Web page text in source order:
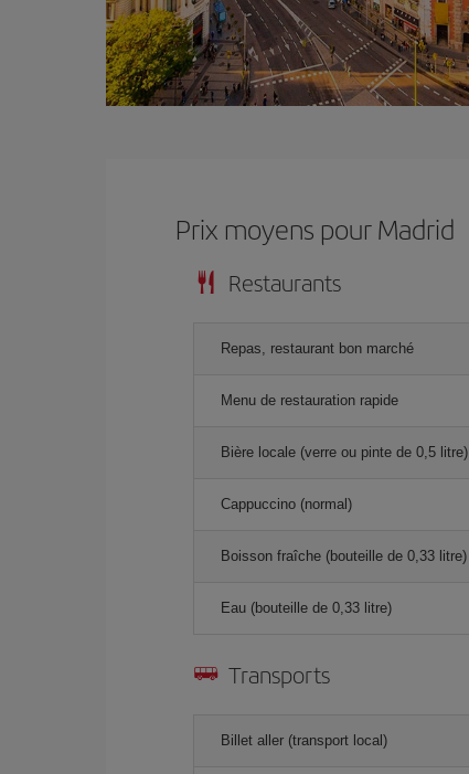
Prix ​​moyens pour Madrid
Restaurants
Repas, restaurant bon marché
Menu de restauration rapide
Bière locale (verre ou pinte de 0,5 litre)
Cappuccino (normal)
Boisson fraîche (bouteille de 0,33 litre)
Eau (bouteille de 0,33 litre)
Transports
Billet aller (transport local)